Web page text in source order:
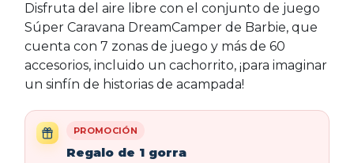
Disfruta del aire libre con el conjunto de juego
Súper Caravana DreamCamper de Barbie, que
cuenta con 7 zonas de juego y más de 60
accesorios, incluido un cachorrito, ¡para imaginar
un sinfín de historias de acampada!
PROMOCIÓN
Regalo de 1 gorra